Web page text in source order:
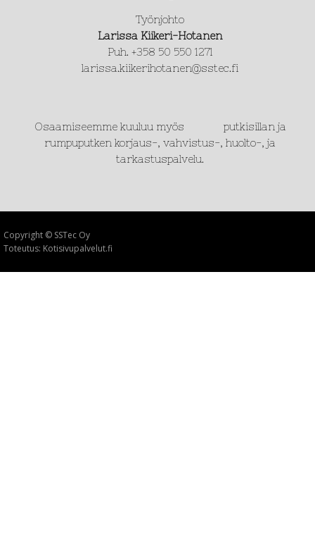
Työnjohto
Larissa Kiikeri-Hotanen
Puh. +358 50 550 1271
larissa.kiikerihotanen@sstec.fi
Osaamiseemme kuuluu myös putkisillan ja
rumpuputken korjaus-, vahvistus-, huolto-, ja
tarkastuspalvelu.
Copyright © SSTec Oy
Toteutus: Kotisivupalvelut.fi